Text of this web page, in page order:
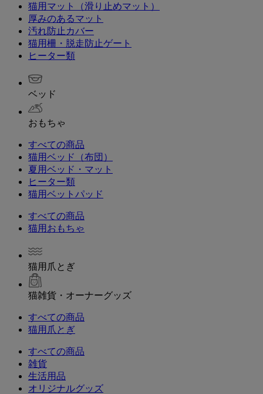
猫用マット（滑り止めマット）
厚みのあるマット
汚れ防止カバー
猫用柵・脱走防止ゲート
ヒーター類
ベッド
おもちゃ
すべての商品
猫用ベッド（布団）
夏用ベッド・マット
ヒーター類
猫用ベットパッド
すべての商品
猫用おもちゃ
猫用爪とぎ
猫雑貨・オーナーグッズ
すべての商品
猫用爪とぎ
すべての商品
雑貨
生活用品
オリジナルグッズ